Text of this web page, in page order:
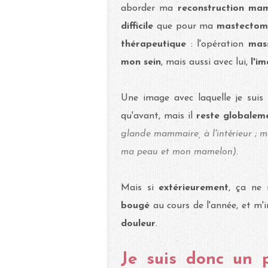
aborder ma reconstruction
difficile que pour ma
thérapeutique : l'opération
mon sein, mais aussi avec lui,
Une image avec laquelle je
qu'avant, mais il reste
glande mammaire, à l'intérieur ;
ma peau et mon mamelon).
Mais si extérieurement, ça ne
bougé au cours de l'année, et
douleur.
Je suis donc un